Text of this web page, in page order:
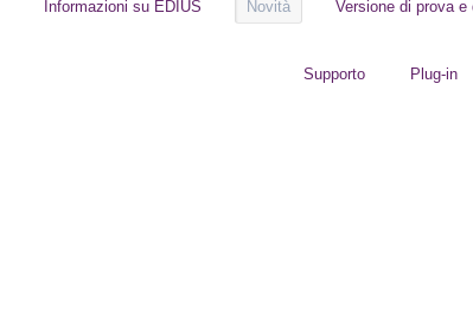
Informazioni su EDIUS Novità Versione di prova e
Supporto Plug-in